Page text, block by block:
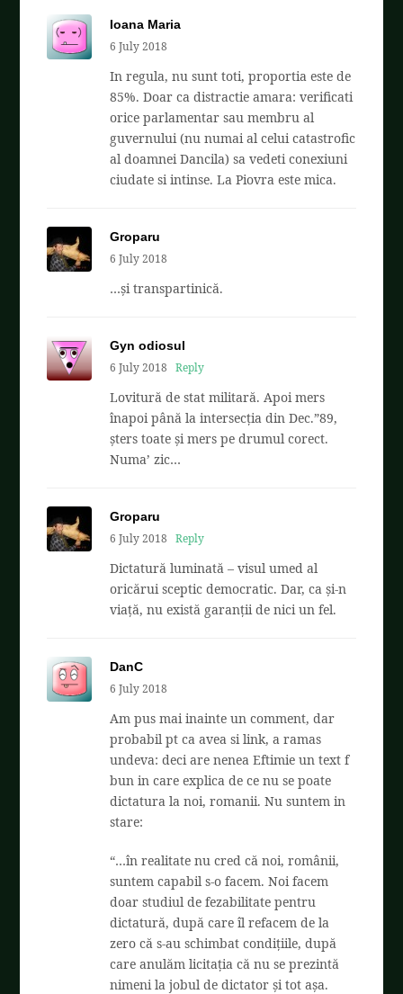
Ioana Maria
6 July 2018
In regula, nu sunt toti, proportia este de
85%. Doar ca distractie amara: verificati
orice parlamentar sau membru al
guvernului (nu numai al celui catastrofic
al doamnei Dancila) sa vedeti conexiuni
ciudate si intinse. La Piovra este mica.
Groparu
6 July 2018
…și transpartinică.
Gyn odiosul
6 July 2018
Reply
Lovitură de stat militară. Apoi mers
înapoi până la intersecția din Dec.”89,
șters toate și mers pe drumul corect.
Numa’ zic…
Groparu
6 July 2018
Reply
Dictatură luminată – visul umed al
oricărui sceptic democratic. Dar, ca și-n
viață, nu există garanții de nici un fel.
DanC
6 July 2018
Am pus mai inainte un comment, dar
probabil pt ca avea si link, a ramas
undeva: deci are nenea Eftimie un text f
bun in care explica de ce nu se poate
dictatura la noi, romanii. Nu suntem in
stare:
“…în realitate nu cred că noi, românii,
suntem capabil s-o facem. Noi facem
doar studiul de fezabilitate pentru
dictatură, după care îl refacem de la
zero că s-au schimbat condițiile, după
care anulăm licitația că nu se prezintă
nimeni la jobul de dictator și tot așa.